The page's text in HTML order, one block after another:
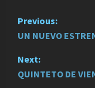
P
o
s
Previous:
UN NUEVO
Next:
QUINTETO DE